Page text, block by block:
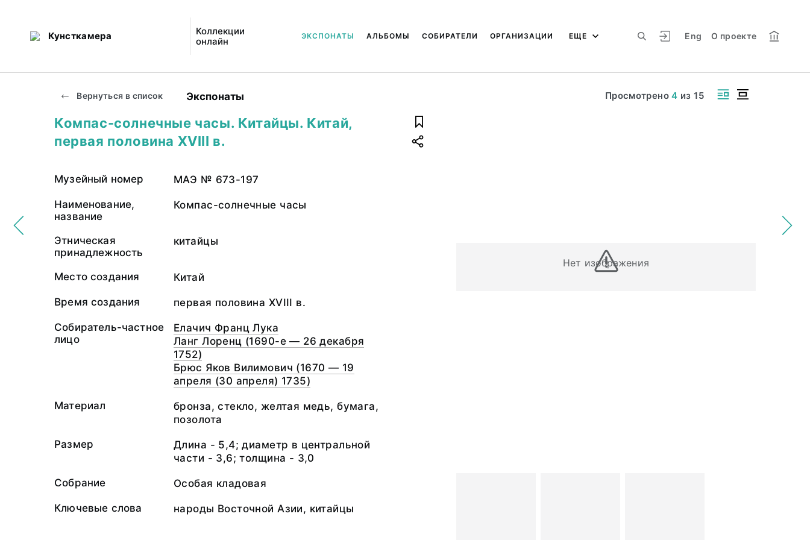
Кунсткамера
Коллекции
онлайн
Eng О проекте
ЭКСПОНАТЫ АЛЬБОМЫ СОБИРАТЕЛИ ОРГАНИЗАЦИИ ЕЩЕ
Вернуться в список Экспонаты Просмотрено4 из15
Нет изображения
Компас-солнечные часы. Китайцы. Китай,
первая половина XVIII в.
Музейный номер МАЭ № 673-197
Наименование,
название
Компас-солнечные часы
Этническая
принадлежность
китайцы
Место создания Китай
Время создания первая половина XVIII в.
Собиратель-частное
лицо
Елачич Франц Лука
Ланг Лоренц (1690-е — 26 декабря
1752)
Брюс Яков Вилимович (1670 — 19
апреля (30 апреля) 1735)
Материал
бронза, стекло, желтая медь, бумага,
позолота
Размер
Длина - 5,4; диаметр в центральной
части - 3,6; толщина - 3,0
Собрание Особая кладовая
Ключевые слова народы Восточной Азии, китайцы